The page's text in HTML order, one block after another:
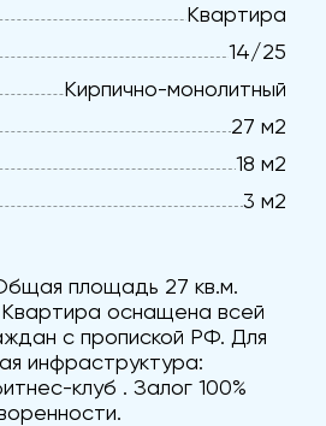
Квартира
14/25
Кирпично-монолитный
27 м2
18 м2
3 м2
площадь 27 кв.м.
оснащена всей
с пропиской РФ. Для
инфраструктура:
клуб . Залог 100%